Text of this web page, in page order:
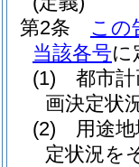
第2条
この
当該各号に
(1)
都市
画決定状
(2)
用途
定状況を